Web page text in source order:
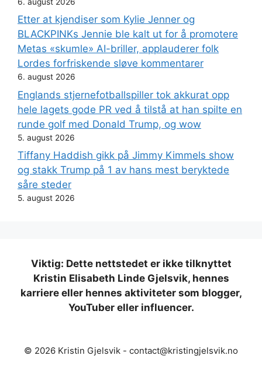
Etter at kjendiser som Kylie Jenner og
BLACKPINKs Jennie ble kalt ut for å promotere
Metas «skumle» AI-briller, applauderer folk
Lordes forfriskende sløve kommentarer
6. august 2026
Englands stjernefotballspiller tok akkurat opp
hele lagets gode PR ved å tilstå at han spilte en
runde golf med Donald Trump, og wow
5. august 2026
Tiffany Haddish gikk på Jimmy Kimmels show
og stakk Trump på 1 av hans mest beryktede
såre steder
5. august 2026
Viktig: Dette nettstedet er ikke tilknyttet
Kristin Elisabeth Linde Gjelsvik, hennes
karriere eller hennes aktiviteter som blogger,
YouTuber eller influencer.
© 2026 Kristin Gjelsvik - contact@kristingjelsvik.no